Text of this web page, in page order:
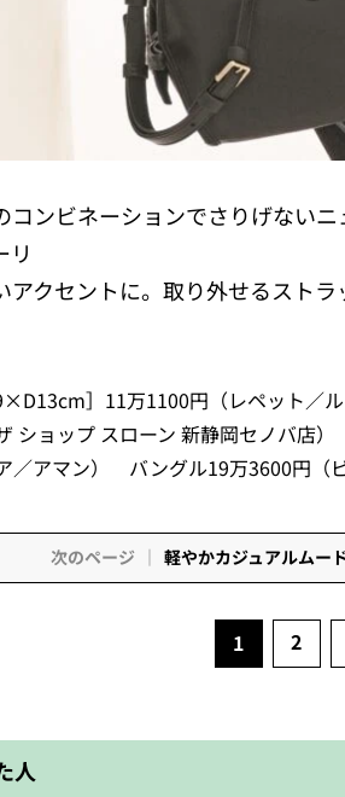
コンビネーションでさりげない
リ
アクセントに。取り外せるスト
］11万1100円（レペット／
ショップ スローン 新静岡セノバ
／アマン） バングル19万3600円（
次のページ 軽やかカジュアルムー
1 2
人